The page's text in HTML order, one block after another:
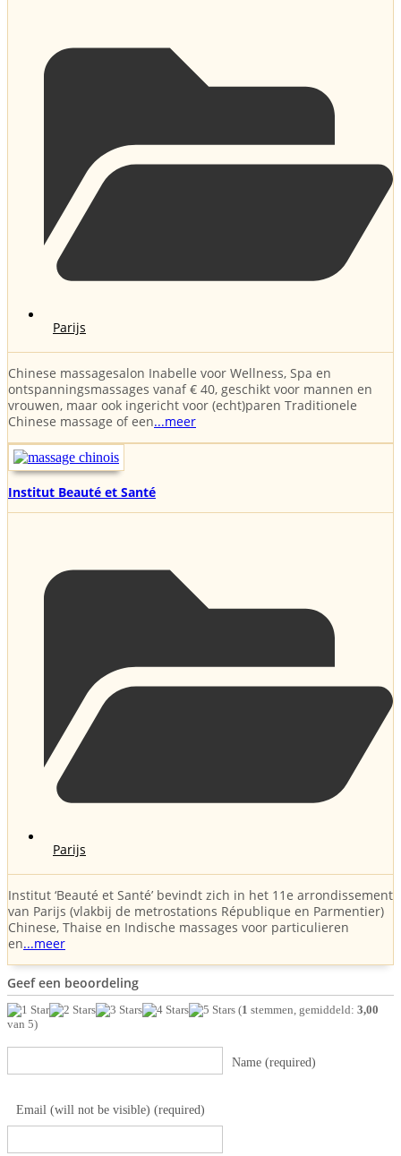
Parijs
Chinese massagesalon Inabelle voor Wellness, Spa en
ontspanningsmassages vanaf € 40, geschikt voor mannen en
vrouwen, maar ook ingericht voor (echt)paren Traditionele
Chinese massage of een...meer
Institut Beauté et Santé
Parijs
Institut ‘Beauté et Santé’ bevindt zich in het 11e arrondissement
van Parijs (vlakbij de metrostations République en Parmentier)
Chinese, Thaise en Indische massages voor particulieren
en...meer
Geef een beoordeling
(1 stemmen, gemiddeld: 3,00
van 5)
Name (required)
Email (will not be visible) (required)